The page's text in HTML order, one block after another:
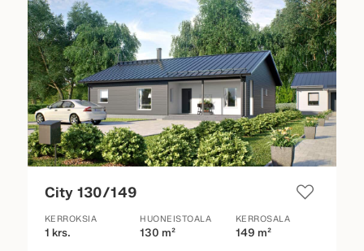
City 130/149
KERROKSIA
1 krs.
HUONEISTOALA
130 m²
KERROSALA
149 m²